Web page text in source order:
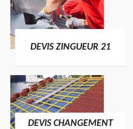
DEVIS ZINGUEUR 21
DEVIS CHANGEMENT